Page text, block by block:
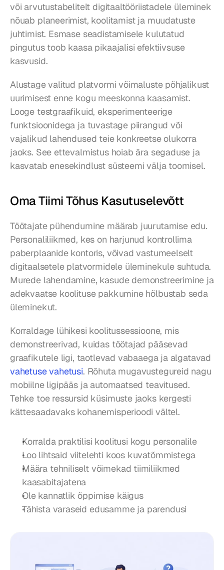
või arvutustabelitelt digitaaltööriistadele üleminek
nõuab planeerimist, koolitamist ja muudatuste
juhtimist. Esmase seadistamisele kulutatud
pingutus toob kaasa pikaajalisi efektiivsuse
kasvusid.
Alustage valitud platvormi võimaluste põhjalikust
uurimisest enne kogu meeskonna kaasamist.
Looge testgraafikuid, eksperimenteerige
funktsioonidega ja tuvastage piirangud või
vajalikud lahendused teie konkreetse olukorra
jaoks. See ettevalmistus hoiab ära segaduse ja
kasvatab enesekindlust süsteemi välja toomisel.
Oma Tiimi Tõhus Kasutuselevõtt
Töötajate pühendumine määrab juurutamise edu.
Personaliliikmed, kes on harjunud kontrollima
paberplaanide kontoris, võivad vastumeelselt
digitaalsetele platvormidele üleminekule suhtuda.
Murede lahendamine, kasude demonstreerimine ja
adekvaatse koolituse pakkumine hõlbustab seda
üleminekut.
Korraldage lühikesi koolitussessioone, mis
demonstreerivad, kuidas töötajad pääsevad
vahetuse vahetusi. Rõhuta mugavustegureid nagu
mobiilne ligipääs ja automaatsed teavitused.
Tehke toe ressursid küsimuste jaoks kergesti
kättesaadavaks kohanemisperioodi vältel.
Korralda praktilisi koolitusi kogu personalile
Loo lihtsaid viitelehti koos kuvatõmmistega
Määra tehniliselt võimekad tiimiliikmed
kaasabitajatena
Ole kannatlik õppimise käigus
Tähista varaseid edusamme ja parendusi